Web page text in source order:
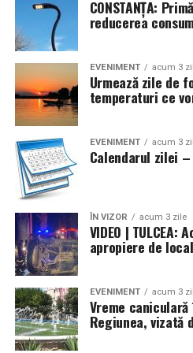
clar:incluziunea nu este un
aparține doar unor grupuri
construită prin experiențe
replicabile, care îi implică pe
Proiectul Eyes-Shut se
continuă prin comunitățile
puse la dispoziția publicului,
instituțiile interesate să ducă
experiență în propriile
Pentru informații suplimentare
rezultate:
http://eyes-
acsfjc@gmail.com
CONSTANȚA:
reducerea
EVENIMENT acum 3
Urmează zile de
temperaturi ce
EVENIMENT acum 3
Calendarul zilei
ÎN VIZOR acum 3 zile
VIDEO |
apropiere de
EVENIMENT acum 3
Vreme
Regiunea, vizată